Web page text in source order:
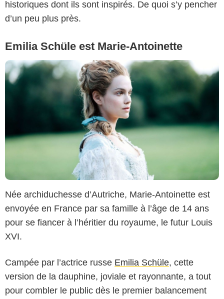
historiques dont ils sont inspirés. De quoi s’y pencher
d’un peu plus près.
Emilia Schüle est Marie-Antoinette
Née archiduchesse d’Autriche, Marie-Antoinette est
envoyée en France par sa famille à l’âge de 14 ans
pour se fiancer à l’héritier du royaume, le futur Louis
XVI.
Campée par l’actrice russe Emilia Schüle, cette
version de la dauphine, joviale et rayonnante, a tout
pour combler le public dès le premier balancement